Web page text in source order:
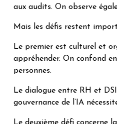
aux audits. On observe
Mais les défis restent
Le premier est culturel et
appréhender. On confond
personnes.
Le dialogue entre RH et
gouvernance de l’IA